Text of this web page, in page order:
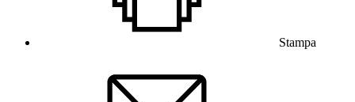
Stampa